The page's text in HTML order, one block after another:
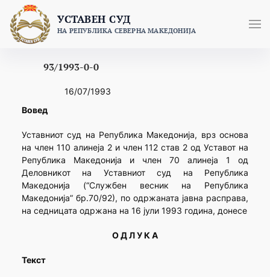
content
УСТАВЕН СУД
НА РЕПУБЛИКА СЕВЕРНА МАКЕДОНИЈА
93/1993-0-0
16/07/1993
Вовед
Уставниот суд на Република Македонија, врз основа
на член 110 алинеја 2 и член 112 став 2 од Уставот на
Република Македонија и член 70 алинеја 1 од
Деловникот на Уставниот суд на Република
Македонија (“Службен весник на Република
Македонија” бр.70/92), по одржаната јавна расправа,
на седницата одржана на 16 јули 1993 година, донесе
О Д Л У К А
Текст